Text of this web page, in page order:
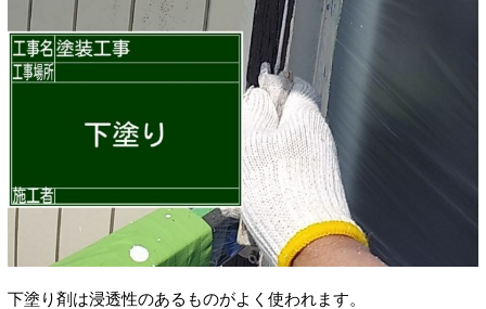
下塗り剤は浸透性のあるものがよく使われます。